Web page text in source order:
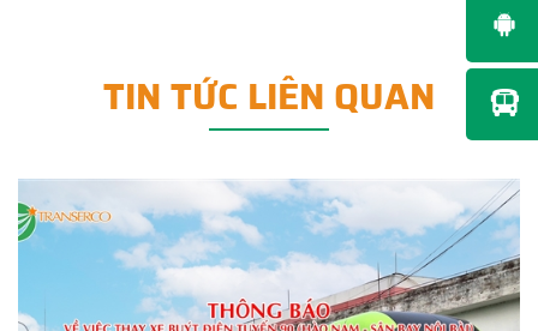
TIN TỨC LIÊN QUAN